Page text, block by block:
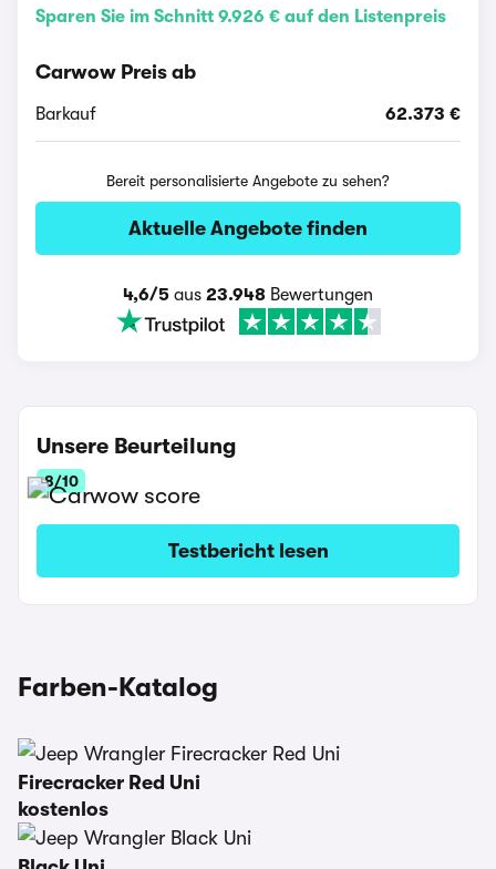
Sparen Sie im Schnitt 9.926 € auf den Listenpreis
Carwow Preis ab
Barkauf 62.373 €
Bereit personalisierte Angebote zu sehen?
Aktuelle Angebote finden
4,6/5 aus 23.948 Bewertungen
Unsere Beurteilung
8/10
Testbericht lesen
Farben-Katalog
Firecracker Red Uni
kostenlos